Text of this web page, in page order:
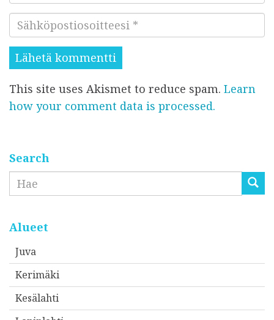
t
i
*
i
m
e
i
*
ä
h
k
ö
p
t
i
o
o
t
e
This site uses Akismet to reduce spam. Learn
how your comment data is processed.
Search
Etsi
Alueet
Juva
Kerimäki
Kesälahti